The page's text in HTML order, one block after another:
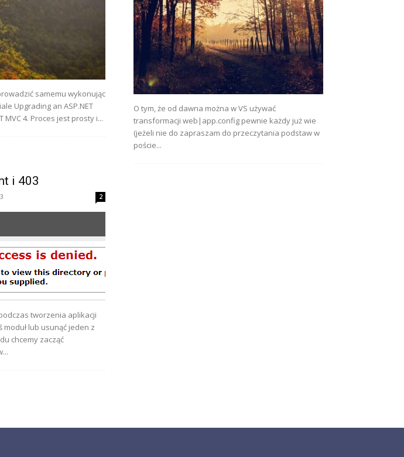
samemu wykonując
Upgrading an ASP.NET
MVC 4. Proces jest prosty i...
O tym, że od dawna można w VS używać
transformacji web|app.config pewnie każdy już wie
(jeżeli nie do zapraszam do przeczytania podstaw w
poście...
i 403
2
tworzenia aplikacji
moduł lub usunąć jeden z
chcemy zacząć